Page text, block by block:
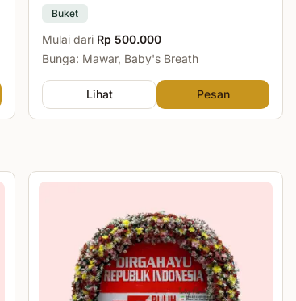
Buket
Mulai dari Rp 500.000
Bunga: Mawar, Baby's Breath
Lihat Pesan